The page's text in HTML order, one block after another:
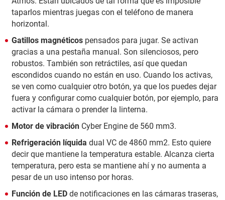
taparlos mientras juegas con el teléfono de manera
horizontal.
Gatillos magnéticos pensados para jugar. Se activan
gracias a una pestaña manual. Son silenciosos, pero
robustos. También son retráctiles, así que quedan
escondidos cuando no están en uso. Cuando los activas,
se ven como cualquier otro botón, ya que los puedes dejar
fuera y configurar como cualquier botón, por ejemplo, para
activar la cámara o prender la linterna.
Motor de vibración Cyber Engine de 560 mm3.
Refrigeración líquida dual VC de 4860 mm2. Esto quiere
decir que mantiene la temperatura estable. Alcanza cierta
temperatura, pero esta se mantiene ahí y no aumenta a
pesar de un uso intenso por horas.
Función de LED de notificaciones en las cámaras traseras,